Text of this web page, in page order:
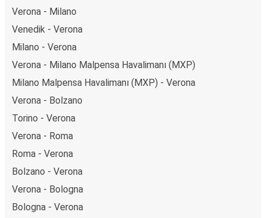
Verona - Milano
Venedik - Verona
Milano - Verona
Verona - Milano Malpensa Havalimanı (MXP)
Milano Malpensa Havalimanı (MXP) - Verona
Verona - Bolzano
Torino - Verona
Verona - Roma
Roma - Verona
Bolzano - Verona
Verona - Bologna
Bologna - Verona